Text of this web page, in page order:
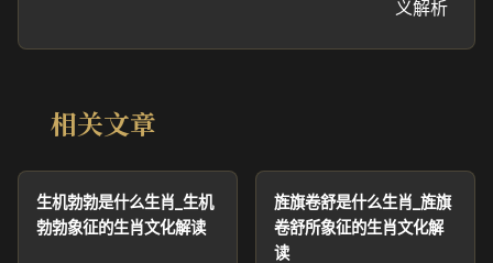
义解析
相关文章
生机勃勃是什么生肖_生机
勃勃象征的生肖文化解读
旌旗卷舒是什么生肖_旌旗
卷舒所象征的生肖文化解
读